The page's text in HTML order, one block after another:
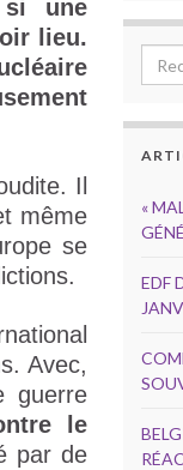
si une
lieu.
Il
même
se
Avec,
guerre
le
par de
«
EDF